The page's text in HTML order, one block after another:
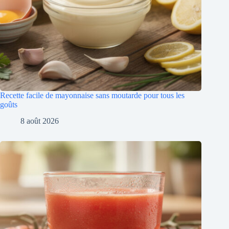
Recette facile de mayonnaise sans moutarde pour tous les
goûts
8 août 2026